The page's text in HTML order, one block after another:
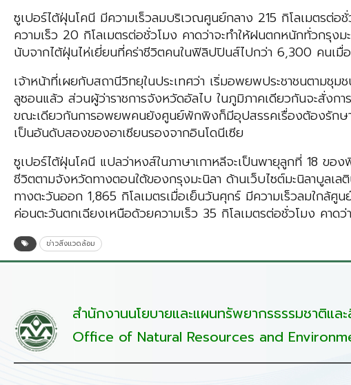
ซูเปอร์ไต้ฝุ่นโคนี มีความเร็วลมบริเวณศูนย์กลาง 215 กิโลเมตรต่
ความเร็ว 20 กิโลเมตรต่อชั่วโมง คาดว่าจะทำให้ฝนตกหนักทั่วกรุ
นับจากไต้ฝุ่นไห่เยี่ยนที่คร่าชีวิตคนในฟิลิปปินส์ไปกว่า 6,300 คนเ
เจ้าหน้าที่เผยกับสถานีวิทยุในประเทศว่า เริ่มอพยพประชาชนตามชุ
ลูซอนแล้ว ส่วนผู้ว่าราชการจังหวัดอัลไบ ในภูมิภาคเดียวกันจะสั่งก
ขณะเดียวกันการอพยพคนยังศูนย์พักพิงก็มีอุปสรรคเรื่องต้องรักษา
เป็นอันดับสองของอาเซียนรองจากอินโดนีเซีย
ซูเปอร์ไต้ฝุ่นโคนี แปลว่าหงส์ในภาษาเกาหลีจะเป็นพายุลูกที่ 18
ชีวิตตามจังหวัดทางตอนใต้ของกรุงมะนิลา ด้านเว็บไซต์มะนิลาบูล
ทางตะวันออก 1,865 กิโลเมตรเมื่อเย็นวันศุกร์ มีความเร็วลมใกล้
ค่อนตะวันตกเฉียงเหนือด้วยความเร็ว 35 กิโลเมตรต่อชั่วโมง คา
ข่าวสิ่งแวดล้อม
สำนักงานนโยบายและแผนทรัพยากรธรรมชาติแล
Office of Natural Resources and